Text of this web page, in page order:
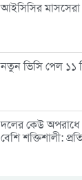
আইসিসির মাসসেরা
নতুন ভিসি পেল ১১
দলের কেউ
বেশি শক্তিশালী: